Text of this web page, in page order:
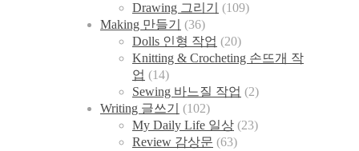
Drawing 그리기
(109)
Making 만들기
(36)
Dolls 인형 작업 (20)
Knitting & Crocheting 손뜨개 작
업 (14)
Sewing 바느질 작업 (2)
Writing 글쓰기
(102)
My Daily Life 일상 (23)
Review 감상문 (63)